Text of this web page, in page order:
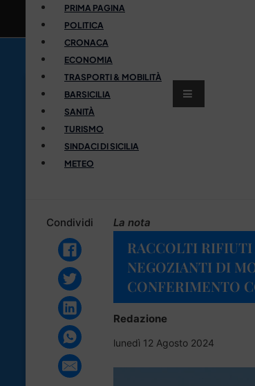
PRIMA PAGINA
POLITICA
CRONACA
ECONOMIA
TRASPORTI & MOBILITÀ
BARSICILIA
SANITÀ
TURISMO
SINDACI DI SICILIA
METEO
Condividi La nota
RACCOLTI RIFIUTI
NEGOZIANTI DI
CONFERIMENTO
Redazione
lunedì 12 Agosto 2024